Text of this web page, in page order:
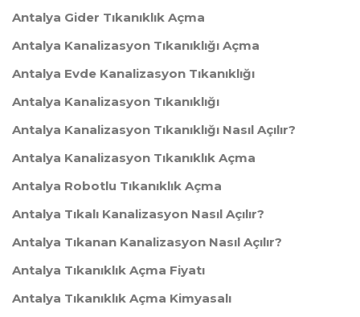
Antalya Gider Tıkanıklık Açma
Antalya Kanalizasyon Tıkanıklığı Açma
Antalya Evde Kanalizasyon Tıkanıklığı
Antalya Kanalizasyon Tıkanıklığı
Antalya Kanalizasyon Tıkanıklığı Nasıl Açılır?
Antalya Kanalizasyon Tıkanıklık Açma
Antalya Robotlu Tıkanıklık Açma
Antalya Tıkalı Kanalizasyon Nasıl Açılır?
Antalya Tıkanan Kanalizasyon Nasıl Açılır?
Antalya Tıkanıklık Açma Fiyatı
Antalya Tıkanıklık Açma Kimyasalı